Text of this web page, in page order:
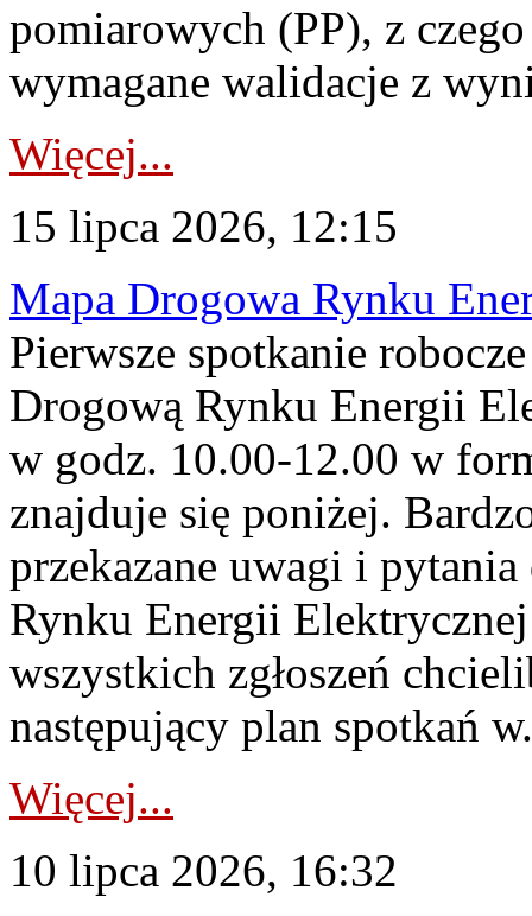
pomiarowych (PP), z
wymagane walidacje z
Więcej...
15 lipca 2026, 12:15
Mapa Drogowa Rynku
Pierwsze spotkanie
Drogową Rynku Energii
w godz. 10.00-12.00 w
znajduje się poniżej.
przekazane uwagi i
Rynku Energii
wszystkich zgłoszeń
następujący plan spotkań
Więcej...
10 lipca 2026, 16:32